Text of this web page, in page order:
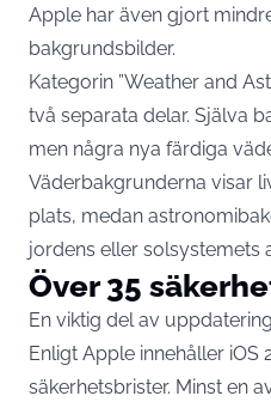
Apple har även gjort
bakgrundsbilder.
Kategorin ”Weather and
två separata delar. Själva
men några nya färdiga
Väderbakgrunderna visar
plats, medan
jordens eller solsystemets
Över 35
En viktig del av
Enligt Apple innehåller iOS
säkerhetsbrister. Minst en